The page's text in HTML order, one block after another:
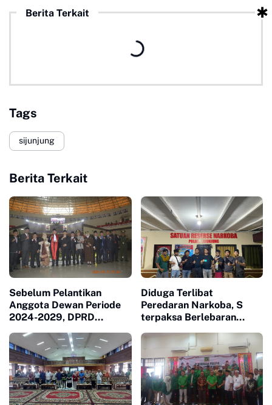
Berita Terkait
Tags
sijunjung
Berita Terkait
Sebelum Pelantikan
Anggota Dewan Periode
2024-2029, DPRD
Paripurna
Diduga Terlibat
Peredaran Narkoba, S
terpaksa Berlebaran